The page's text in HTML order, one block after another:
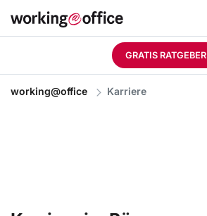
GRATIS RATGEBER
working@office Karriere